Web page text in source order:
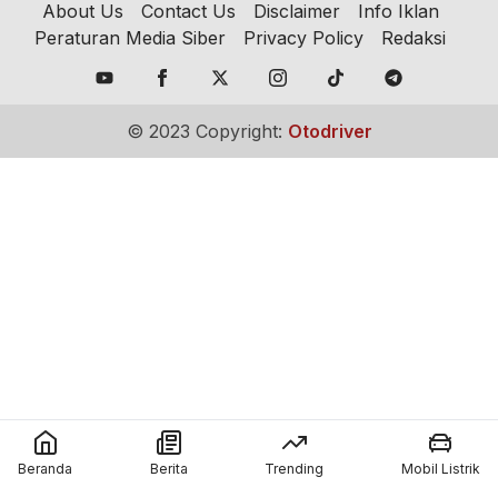
About Us Contact Us Disclaimer
Info Iklan
Peraturan Media Siber
Privacy Policy Redaksi
© 2023 Copyright: Otodriver
Beranda Berita Trending Mobil Listrik